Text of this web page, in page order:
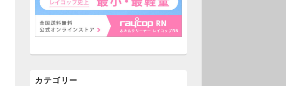
カテゴリー